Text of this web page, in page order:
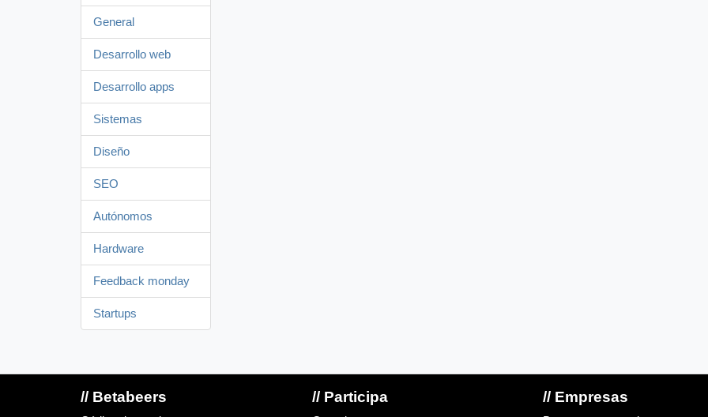
General
Desarrollo web
Desarrollo apps
Sistemas
Diseño
SEO
Autónomos
Hardware
Feedback monday
Startups
// Betabeers // Participa // Empresas